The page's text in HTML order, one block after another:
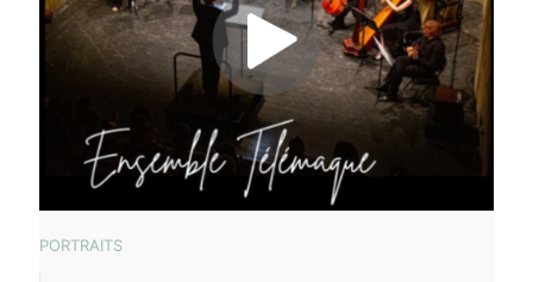
PORTRAITS